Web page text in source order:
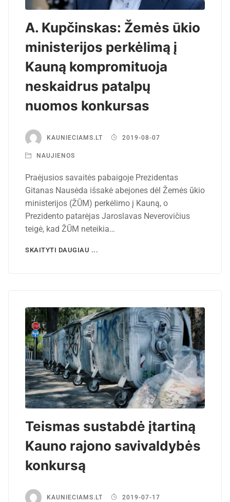
A. Kupčinskas: Žemės ūkio
ministerijos perkėlimą į
Kauną kompromituoja
neskaidrus patalpų
nuomos konkursas
KAUNIECIAMS.LT 2019-08-07
NAUJIENOS
Praėjusios savaitės pabaigoje Prezidentas
Gitanas Nausėda išsakė abejones dėl Žemės ūkio
ministerijos (ŽŪM) perkėlimo į Kauną, o
Prezidento patarėjas Jaroslavas Neverovičius
teigė, kad ŽŪM neteikia…
SKAITYTI DAUGIAU ...
Teismas sustabdė įtartiną
Kauno rajono savivaldybės
konkursą
KAUNIECIAMS.LT 2019-07-17